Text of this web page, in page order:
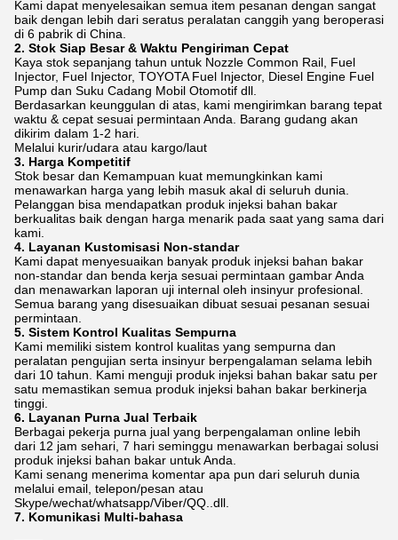
Kami dapat menyelesaikan semua item pesanan dengan sangat
baik dengan lebih dari seratus peralatan canggih yang beroperasi
di 6 pabrik di China.
2. Stok Siap Besar & Waktu Pengiriman Cepat
Kaya stok sepanjang tahun untuk Nozzle Common Rail, Fuel
Injector, Fuel Injector, TOYOTA Fuel Injector, Diesel Engine Fuel
Pump dan Suku Cadang Mobil Otomotif dll.
Berdasarkan keunggulan di atas, kami mengirimkan barang tepat
waktu & cepat sesuai permintaan Anda. Barang gudang akan
dikirim dalam 1-2 hari.
Melalui kurir/udara atau kargo/laut
3. Harga Kompetitif
Stok besar dan Kemampuan kuat memungkinkan kami
menawarkan harga yang lebih masuk akal di seluruh dunia.
Pelanggan bisa mendapatkan produk injeksi bahan bakar
berkualitas baik dengan harga menarik pada saat yang sama dari
kami.
4. Layanan Kustomisasi Non-standar
Kami dapat menyesuaikan banyak produk injeksi bahan bakar
non-standar dan benda kerja sesuai permintaan gambar Anda
dan menawarkan laporan uji internal oleh insinyur profesional.
Semua barang yang disesuaikan dibuat sesuai pesanan sesuai
permintaan.
5. Sistem Kontrol Kualitas Sempurna
Kami memiliki sistem kontrol kualitas yang sempurna dan
peralatan pengujian serta insinyur berpengalaman selama lebih
dari 10 tahun. Kami menguji produk injeksi bahan bakar satu per
satu memastikan semua produk injeksi bahan bakar berkinerja
tinggi.
6. Layanan Purna Jual Terbaik
Berbagai pekerja purna jual yang berpengalaman online lebih
dari 12 jam sehari, 7 hari seminggu menawarkan berbagai solusi
produk injeksi bahan bakar untuk Anda.
Kami senang menerima komentar apa pun dari seluruh dunia
melalui email, telepon/pesan atau
Skype/wechat/whatsapp/Viber/QQ..dll.
7. Komunikasi Multi-bahasa